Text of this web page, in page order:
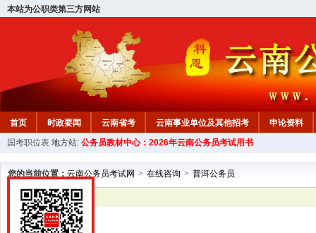
本站为公职类第三方网站
首页 时政要闻 云南省考 云南事业单位及其他招考
申论资料
国考职位表 地方站: 公务员教材中心：2026年云南公务员考试用书
您的当前位置： 云南公务员考试网 > 在线咨询 > 普洱公务员
已解决
普洱公务员